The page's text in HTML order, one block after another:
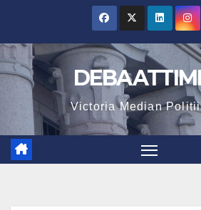
content
Victoria Median